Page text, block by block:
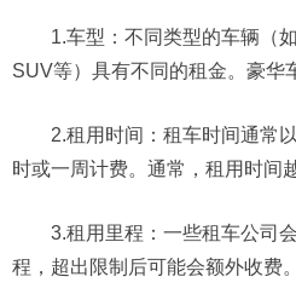
1.车型：不同类型的车辆（如
SUV等）具有不同的租金。豪华
2.租用时间：租车时间通常以
时或一周计费。通常，租用时间
3.租用里程：一些租车公司会
程，超出限制后可能会额外收费